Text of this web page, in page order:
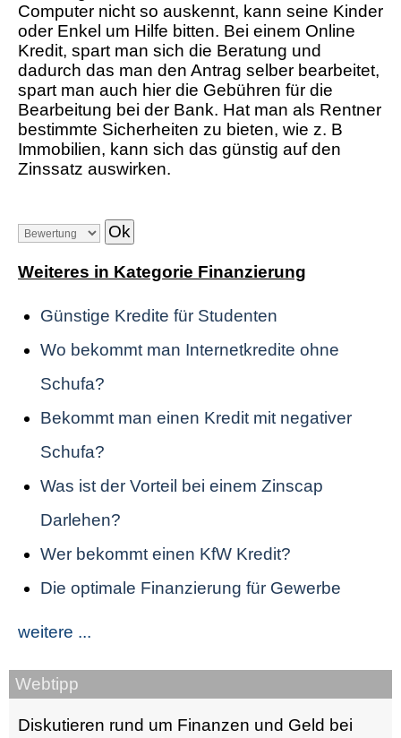
Computer nicht so auskennt, kann seine Kinder
oder Enkel um Hilfe bitten. Bei einem Online
Kredit, spart man sich die Beratung und
dadurch das man den Antrag selber bearbeitet,
spart man auch hier die Gebühren für die
Bearbeitung bei der Bank. Hat man als Rentner
bestimmte Sicherheiten zu bieten, wie z. B
Immobilien, kann sich das günstig auf den
Zinssatz auswirken.
Weiteres in Kategorie Finanzierung
Günstige Kredite für Studenten
Wo bekommt man Internetkredite ohne
Schufa?
Bekommt man einen Kredit mit negativer
Schufa?
Was ist der Vorteil bei einem Zinscap
Darlehen?
Wer bekommt einen KfW Kredit?
Die optimale Finanzierung für Gewerbe
weitere ...
Webtipp
Diskutieren rund um Finanzen und Geld bei